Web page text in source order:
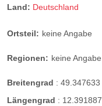
Land: Deutschland
Ortsteil: keine Angabe
Regionen: keine Angabe
Breitengrad : 49.347633
Längengrad : 12.391887